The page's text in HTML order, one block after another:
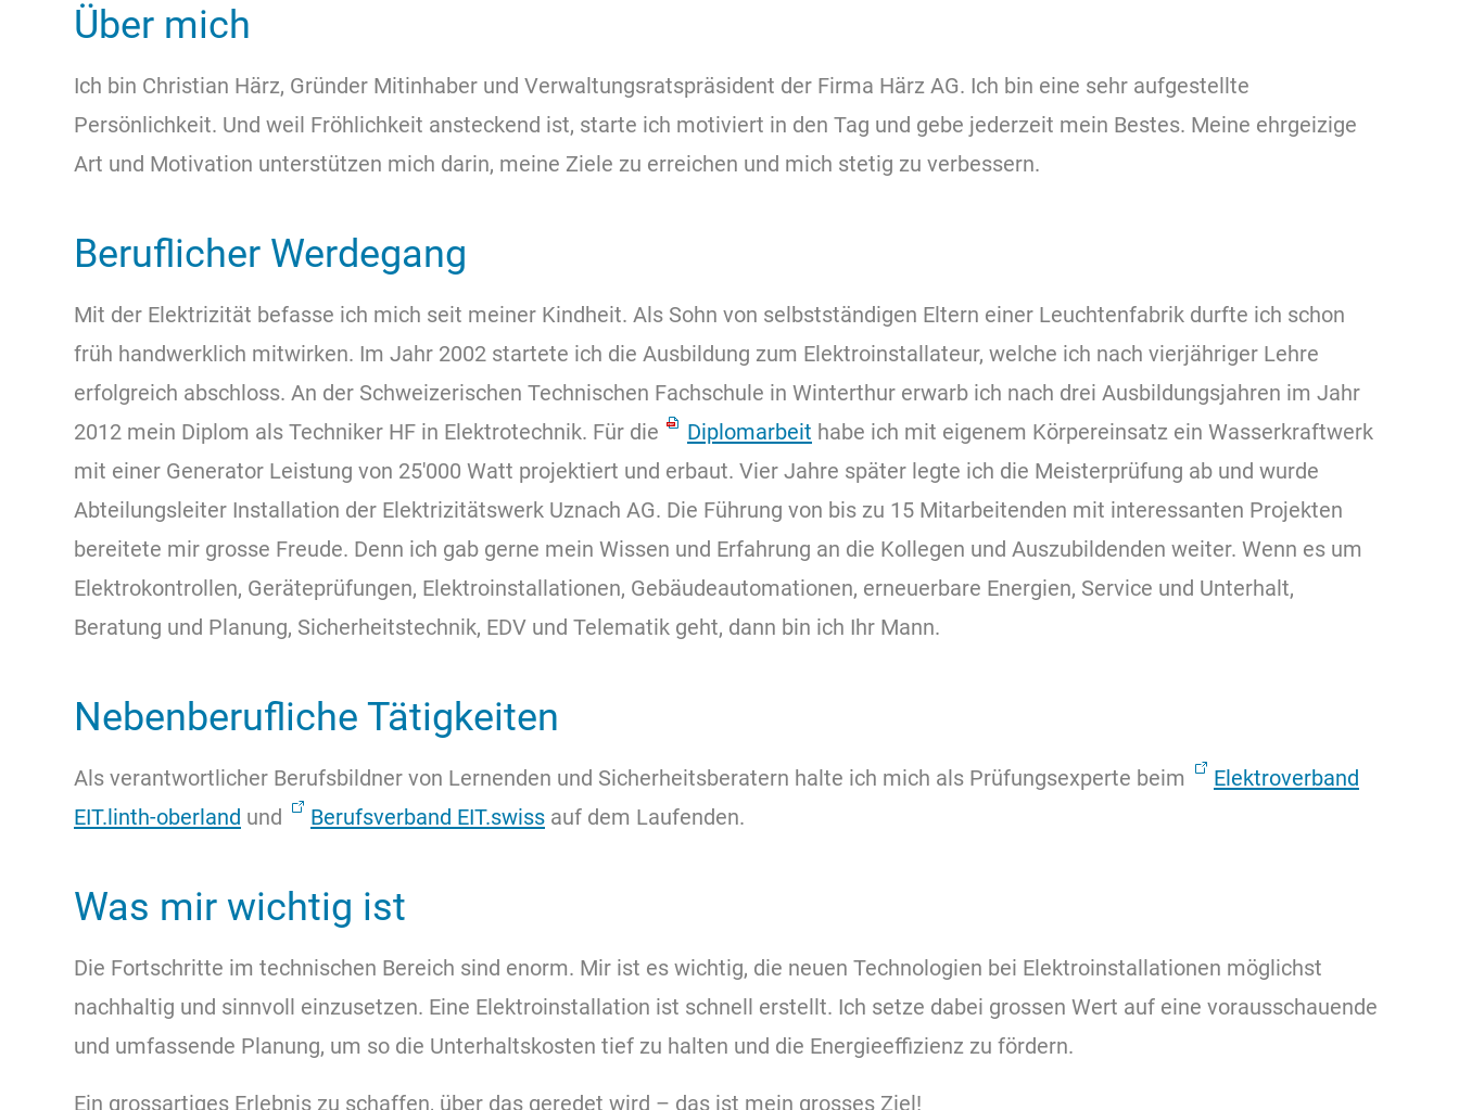
Über mich
Ich bin Christian Härz, Gründer Mitinhaber und Verwaltungsratspräsident der Firma Härz AG. Ich bin eine sehr aufgestellte
Persönlichkeit. Und weil Fröhlichkeit ansteckend ist, starte ich motiviert in den Tag und gebe jederzeit mein Bestes. Meine ehrgeizige
Art und Motivation unterstützen mich darin, meine Ziele zu erreichen und mich stetig zu verbessern.
Beruflicher Werdegang
Mit der Elektrizität befasse ich mich seit meiner Kindheit. Als Sohn von selbstständigen Eltern einer Leuchtenfabrik durfte ich schon
früh handwerklich mitwirken. Im Jahr 2002 startete ich die Ausbildung zum Elektroinstallateur, welche ich nach vierjähriger Lehre
erfolgreich abschloss. An der Schweizerischen Technischen Fachschule in Winterthur erwarb ich nach drei Ausbildungsjahren im Jahr
2012 mein Diplom als Techniker HF in Elektrotechnik. Für die
Diplomarbeit habe ich mit eigenem Körpereinsatz ein Wasserkraftwerk
mit einer Generator Leistung von 25'000 Watt projektiert und erbaut. Vier Jahre später legte ich die Meisterprüfung ab und wurde
Abteilungsleiter Installation der Elektrizitätswerk Uznach AG. Die Führung von bis zu 15 Mitarbeitenden mit interessanten Projekten
bereitete mir grosse Freude. Denn ich gab gerne mein Wissen und Erfahrung an die Kollegen und Auszubildenden weiter. Wenn es um
Elektrokontrollen, Geräteprüfungen, Elektroinstallationen, Gebäudeautomationen, erneuerbare Energien, Service und Unterhalt,
Beratung und Planung, Sicherheitstechnik, EDV und Telematik geht, dann bin ich Ihr Mann.
Nebenberufliche Tätigkeiten
Als verantwortlicher Berufsbildner von Lernenden und Sicherheitsberatern halte ich mich als Prüfungsexperte beim
Elektroverband
EIT.linth-oberland und Berufsverband EIT.swiss auf dem Laufenden.
Was mir wichtig ist
Die Fortschritte im technischen Bereich sind enorm. Mir ist es wichtig, die neuen Technologien bei Elektroinstallationen möglichst
nachhaltig und sinnvoll einzusetzen. Eine Elektroinstallation ist schnell erstellt. Ich setze dabei grossen Wert auf eine vorausschauende
und umfassende Planung, um so die Unterhaltskosten tief zu halten und die Energieeffizienz zu fördern.
Ein grossartiges Erlebnis zu schaffen, über das geredet wird – das ist mein grosses Ziel!